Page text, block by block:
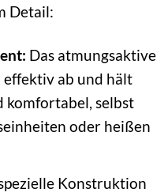
Detail:
Das atmungsaktive
ab und hält
komfortabel, selbst
oder heißen
Konstruktion